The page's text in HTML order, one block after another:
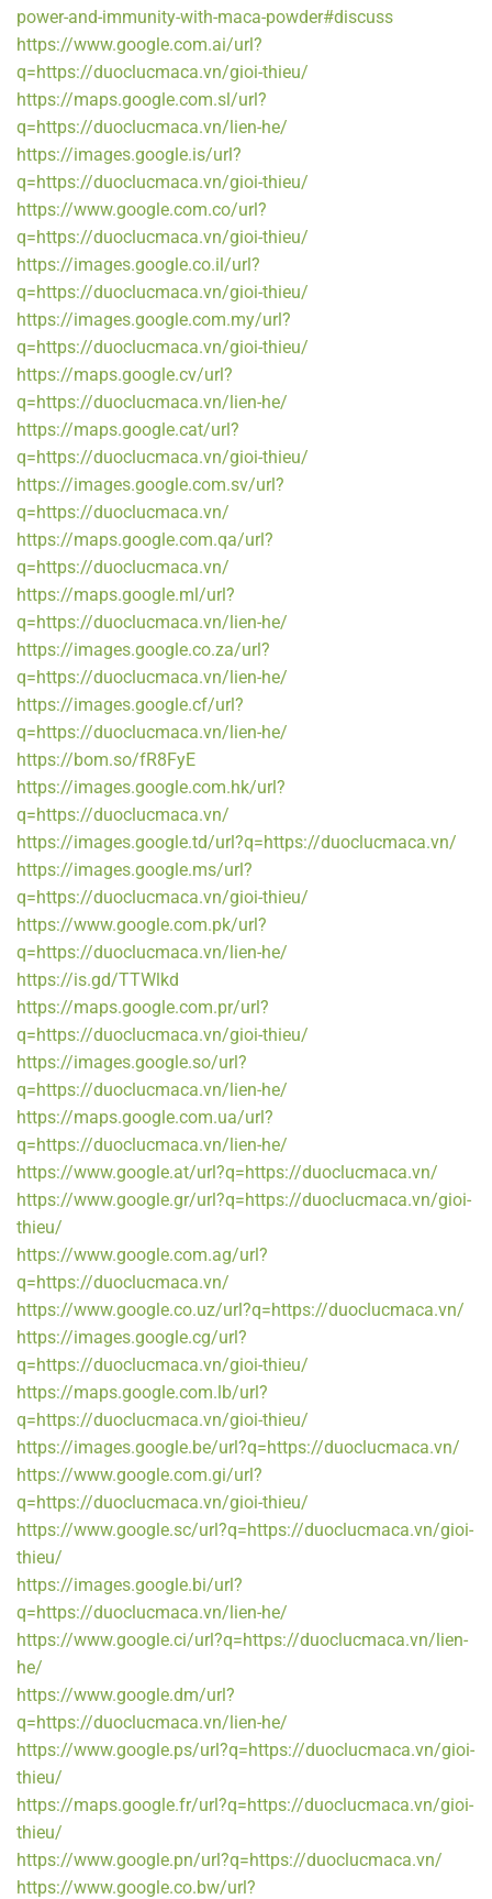
power-and-immunity-with-maca-powder#discuss
https://www.google.com.ai/url?
q=https://duoclucmaca.vn/gioi-thieu/
https://maps.google.com.sl/url?
q=https://duoclucmaca.vn/lien-he/
https://images.google.is/url?
q=https://duoclucmaca.vn/gioi-thieu/
https://www.google.com.co/url?
q=https://duoclucmaca.vn/gioi-thieu/
https://images.google.co.il/url?
q=https://duoclucmaca.vn/gioi-thieu/
https://images.google.com.my/url?
q=https://duoclucmaca.vn/gioi-thieu/
https://maps.google.cv/url?
q=https://duoclucmaca.vn/lien-he/
https://maps.google.cat/url?
q=https://duoclucmaca.vn/gioi-thieu/
https://images.google.com.sv/url?
q=https://duoclucmaca.vn/
https://maps.google.com.qa/url?
q=https://duoclucmaca.vn/
https://maps.google.ml/url?
q=https://duoclucmaca.vn/lien-he/
https://images.google.co.za/url?
q=https://duoclucmaca.vn/lien-he/
https://images.google.cf/url?
q=https://duoclucmaca.vn/lien-he/
https://bom.so/fR8FyE
https://images.google.com.hk/url?
q=https://duoclucmaca.vn/
https://images.google.td/url?q=https://duoclucmaca.vn/
https://images.google.ms/url?
q=https://duoclucmaca.vn/gioi-thieu/
https://www.google.com.pk/url?
q=https://duoclucmaca.vn/lien-he/
https://is.gd/TTWlkd
https://maps.google.com.pr/url?
q=https://duoclucmaca.vn/gioi-thieu/
https://images.google.so/url?
q=https://duoclucmaca.vn/lien-he/
https://maps.google.com.ua/url?
q=https://duoclucmaca.vn/lien-he/
https://www.google.at/url?q=https://duoclucmaca.vn/
https://www.google.gr/url?q=https://duoclucmaca.vn/gioi-
thieu/
https://www.google.com.ag/url?
q=https://duoclucmaca.vn/
https://www.google.co.uz/url?q=https://duoclucmaca.vn/
https://images.google.cg/url?
q=https://duoclucmaca.vn/gioi-thieu/
https://maps.google.com.lb/url?
q=https://duoclucmaca.vn/gioi-thieu/
https://images.google.be/url?q=https://duoclucmaca.vn/
https://www.google.com.gi/url?
q=https://duoclucmaca.vn/gioi-thieu/
https://www.google.sc/url?q=https://duoclucmaca.vn/gioi-
thieu/
https://images.google.bi/url?
q=https://duoclucmaca.vn/lien-he/
https://www.google.ci/url?q=https://duoclucmaca.vn/lien-
he/
https://www.google.dm/url?
q=https://duoclucmaca.vn/lien-he/
https://www.google.ps/url?q=https://duoclucmaca.vn/gioi-
thieu/
https://maps.google.fr/url?q=https://duoclucmaca.vn/gioi-
thieu/
https://www.google.pn/url?q=https://duoclucmaca.vn/
https://www.google.co.bw/url?